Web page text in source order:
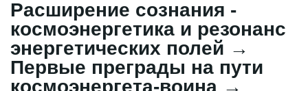
Расширение сознания -
космоэнергетика и резонанс
энергетических полей →
Первые преграды на пути
космоэнергета‑воина →